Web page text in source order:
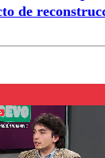
de